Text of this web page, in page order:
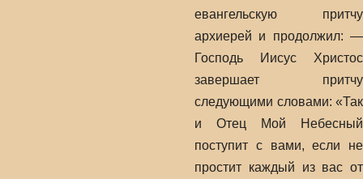
евангельскую притчу
архиерей и продолжил: —
Господь Иисус Христос
завершает притчу
следующими словами: «Так
и Отец Мой Небесный
поступит с вами, если не
простит каждый из вас от